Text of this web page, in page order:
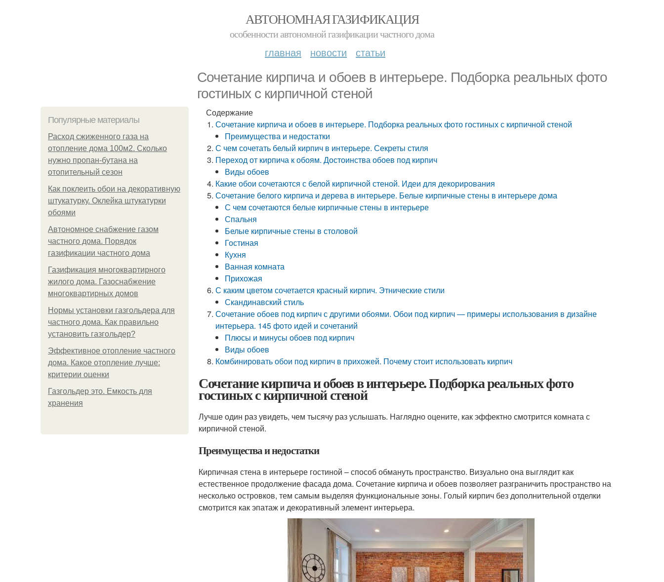
АВТОНОМНАЯ ГАЗИФИКАЦИЯ
особенности автономной газификации частного дома
главная новости статьи
Сочетание кирпича и обоев в интерьере. Подборка реальных фото
гостиных с кирпичной стеной
Популярные материалы
Расход сжиженного газа на
отопление дома 100м2. Сколько
нужно пропан-бутана на
отопительный сезон
Как поклеить обои на декоративную
штукатурку. Оклейка штукатурки
обоями
Автономное снабжение газом
частного дома. Порядок
газификации частного дома
Газификация многоквартирного
жилого дома. Газоснабжение
многоквартирных домов
Нормы установки газгольдера для
частного дома. Как правильно
установить газгольдер?
Эффективное отопление частного
дома. Какое отопление лучше:
критерии оценки
Газгольдер это. Емкость для
хранения
Содержание
Сочетание кирпича и обоев в интерьере. Подборка реальных фото гостиных с кирпичной стеной
Преимущества и недостатки
С чем сочетать белый кирпич в интерьере. Секреты стиля
Переход от кирпича к обоям. Достоинства обоев под кирпич
Виды обоев
Какие обои сочетаются с белой кирпичной стеной. Идеи для декорирования
Сочетание белого кирпича и дерева в интерьере. Белые кирпичные стены в интерьере дома
С чем сочетаются белые кирпичные стены в интерьере
Спальня
Белые кирпичные стены в столовой
Гостиная
Кухня
Ванная комната
Прихожая
С каким цветом сочетается красный кирпич. Этнические стили
Скандинавский стиль
Сочетание обоев под кирпич с другими обоями. Обои под кирпич — примеры использования в дизайне
интерьера. 145 фото идей и сочетаний
Плюсы и минусы обоев под кирпич
Виды обоев
Комбинировать обои под кирпич в прихожей. Почему стоит использовать кирпич
Сочетание кирпича и обоев в интерьере. Подборка реальных фото
гостиных с кирпичной стеной
Лучше один раз увидеть, чем тысячу раз услышать. Наглядно оцените, как эффектно смотрится комната с
кирпичной стеной.
Преимущества и недостатки
Кирпичная стена в интерьере гостиной – способ обмануть пространство. Визуально она выглядит как
естественное продолжение фасада дома. Сочетание кирпича и обоев позволяет разграничить пространство на
несколько островков, тем самым выделяя функциональные зоны. Голый кирпич без дополнительной отделки
смотрится как эпатаж и декоративный элемент интерьера.